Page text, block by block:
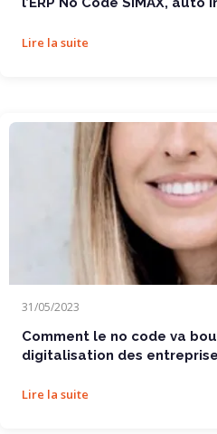
Lire la suite
31/05/2023
Comment le no code va
digitalisation des
Lire la suite